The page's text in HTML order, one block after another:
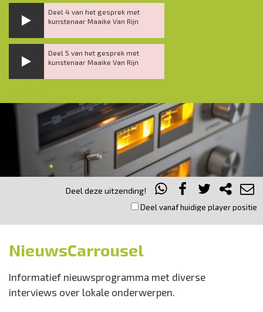
Deel 4 van het gesprek met
kunstenaar Maaike Van Rijn
Deel 5 van het gesprek met
kunstenaar Maaike Van Rijn
Deel deze uitzending!
Deel vanaf huidige player positie
NieuwsCarrousel
Informatief nieuwsprogramma met diverse
interviews over lokale onderwerpen.